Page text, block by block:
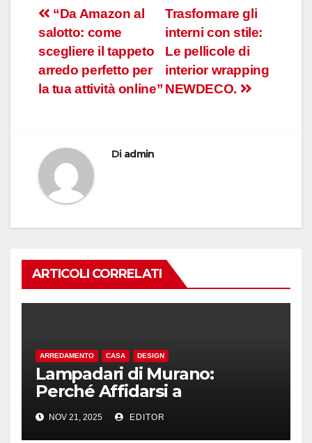
Navigazione
articoli
Trasformare gli
interni con stile:
Le pellicole di
interior wrapping
NEWDECO.
“Da Amazon al
salotto: come
scegliere il tappeto
arredo perfetto per
la tua attività online”
Di admin
ARTICOLI CORRELATI
ARREDAMENTO CASA DESIGN
Lampadari di Murano:
Perché Affidarsi a
Professionisti per l’Acquisto
NOV 21, 2025 EDITOR